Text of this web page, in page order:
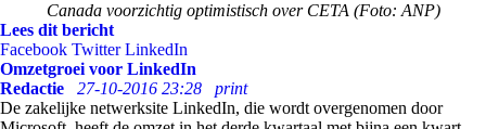
Canada voorzichtig optimistisch over CETA (Foto: ANP)
Lees dit bericht
Facebook Twitter LinkedIn
Omzetgroei voor LinkedIn
Redactie
27-10-2016 23:28
print
De zakelijke netwerksite LinkedIn, die wordt overgenomen door